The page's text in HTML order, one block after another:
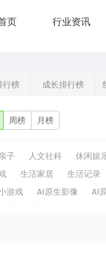
页 行业资讯
行榜 成长排行榜
周榜 月榜
子 人文社科
休闲娱
生活家居
生活记录
游戏 AI原生影像 AI